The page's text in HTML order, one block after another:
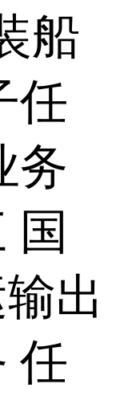
船
任
务
国
出
任